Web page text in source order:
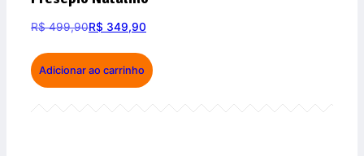
R$499,90R$ 349,90
Adicionar ao carrinho